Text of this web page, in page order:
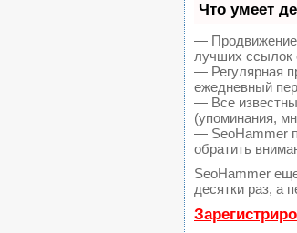
Что умеет
— Продвижение
лучших ссылок
— Регулярная
ежедневный
— Все
(упоминания,
— SeoHammer
обратить
SeoHammer
десятки раз, а